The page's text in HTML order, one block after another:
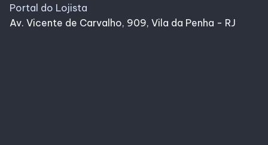
Portal do Lojista
Av. Vicente de Carvalho, 909, Vila da Penha - RJ